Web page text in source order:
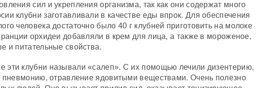
сил и укрепления организма, так как они содержат много
клубни заготавливали в качестве еды впрок. Для обеспечения
человека достаточно было 40 г клубней приготовить на молоке
орхидеи добавляли в крем для лица, а также в мороженое,
и питательные свойства.
эти клубни называли «салеп». С их помощью лечили дизентерию,
пневмонию, отравление ядовитыми веществами. Очень полезно